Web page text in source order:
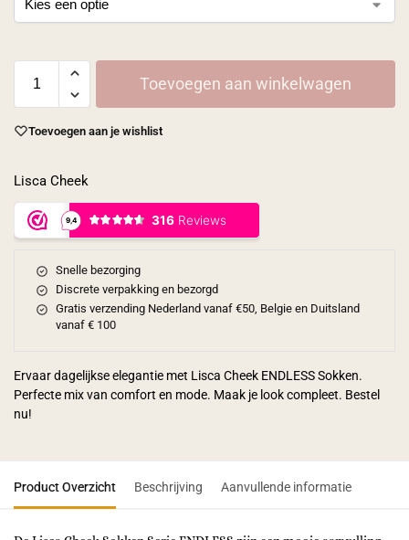
Toevoegen aan winkelwagen
Toevoegen aan je wishlist
Lisca Cheek
Snelle bezorging
Discrete verpakking en bezorgd
Gratis verzending Nederland vanaf €50, Belgie en Duitsland
vanaf € 100
Ervaar dagelijkse elegantie met Lisca Cheek ENDLESS Sokken.
Perfecte mix van comfort en mode. Maak je look compleet. Bestel
nu!
Product Overzicht Beschrijving Aanvullende informatie